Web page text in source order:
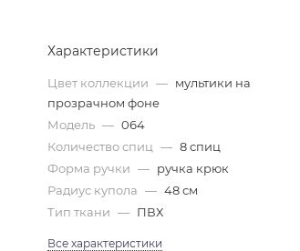
Характеристики
Цвет коллекции — мультики на
прозрачном фоне
Модель — 064
Количество спиц — 8 спиц
Форма ручки — ручка крюк
Радиус купола — 48 см
Тип ткани — ПВХ
Все характеристики